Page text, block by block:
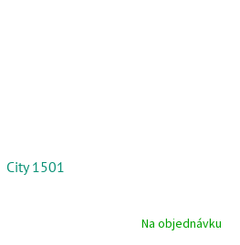
City 1501
Na objednávku